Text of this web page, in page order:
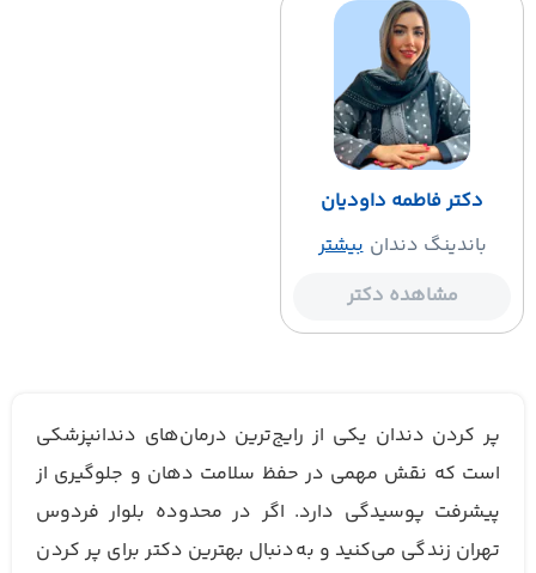
دکتر فاطمه داودیان
باندینگ دندان بیشتر
مشاهده دکتر
پر کردن دندان یکی از رایج‌ترین درمان‌های دندانپزشکی
است که نقش مهمی در حفظ سلامت دهان و جلوگیری از
پیشرفت پوسیدگی دارد. اگر در محدوده بلوار فردوس
تهران زندگی می‌کنید و به‌دنبال بهترین دکتر برای پر کردن